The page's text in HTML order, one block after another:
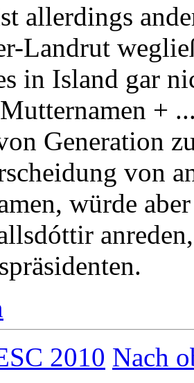
allerdings
Landrut
in Island gar
+
Generation
von
würde
2010 Nach